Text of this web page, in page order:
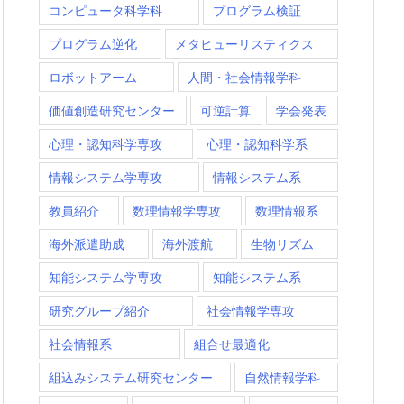
コンピュータ科学科 プログラム検証
プログラム逆化 メタヒューリスティクス
ロボットアーム 人間・社会情報学科
価値創造研究センター 可逆計算 学会発表
心理・認知科学専攻 心理・認知科学系
情報システム学専攻 情報システム系
教員紹介 数理情報学専攻 数理情報系
海外派遣助成 海外渡航 生物リズム
知能システム学専攻 知能システム系
研究グループ紹介 社会情報学専攻
社会情報系 組合せ最適化
組込みシステム研究センター 自然情報学科